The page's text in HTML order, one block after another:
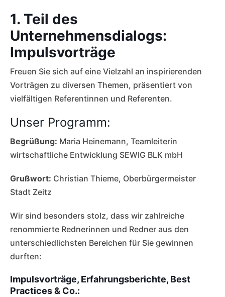
1. Teil des
Unternehmensdialogs:
Impulsvorträge
Freuen Sie sich auf eine Vielzahl an inspirierenden
Vorträgen zu diversen Themen, präsentiert von
vielfältigen Referentinnen und Referenten.
Unser Programm:
Begrüßung: Maria Heinemann, Teamleiterin
wirtschaftliche Entwicklung SEWIG BLK mbH
Grußwort: Christian Thieme, Oberbürgermeister
Stadt Zeitz
Wir sind besonders stolz, dass wir zahlreiche
renommierte Rednerinnen und Redner aus den
unterschiedlichsten Bereichen für Sie gewinnen
durften:
Impulsvorträge, Erfahrungsberichte, Best
Practices & Co.: